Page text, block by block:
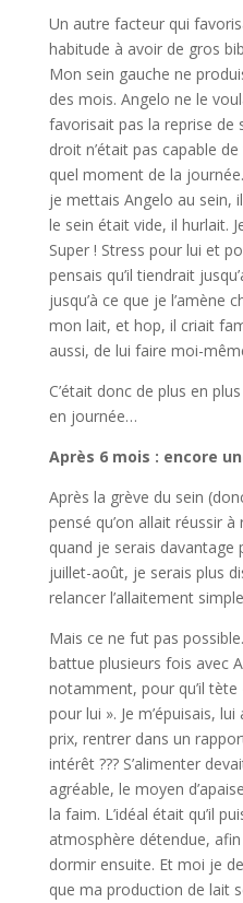
Un autre facteur qui
habitude à avoir de gros
Mon sein gauche ne
des mois. Angelo ne le
favorisait pas la reprise de
droit n’était pas capable
quel moment de la
je mettais Angelo au sein,
le sein était vide, il hurlait.
Super ! Stress pour lui et
pensais qu’il tiendrait
jusqu’à ce que je l’amène
mon lait, et hop, il criait
aussi, de lui faire moi-
C’était donc de plus en
en journée…
Après 6 mois : encore
Après la grève du sein
pensé qu’on allait réussir
quand je serais davantage
juillet-août, je serais plus
relancer l’allaitement
Mais ce ne fut pas
battue plusieurs fois avec
notamment, pour qu’il
pour lui ». Je m’épuisais,
prix, rentrer dans un
intérêt ??? S’alimenter
agréable, le moyen
la faim. L’idéal était qu’il
atmosphère détendue,
dormir ensuite. Et moi je
que ma production de lait